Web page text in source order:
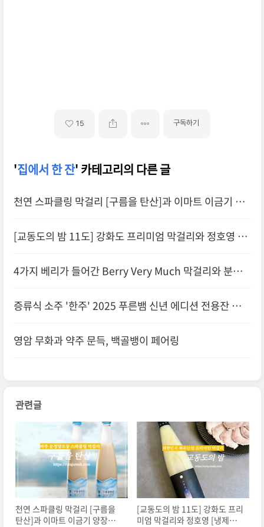
15 구독하기
'집에서 한 잔' 카테고리의 다른 글
천연 스파클링 막걸리 [구름을 탄산]과 이마트 이금기 양
[교동도의 밤 11도] 강화도 프리미엄 막걸리와 정호영 [냉
4가지 베리가 들어간 Berry Very Much 막걸리와 분식
증류식 소주 '한주' 2025 푸른뱀 신년 에디션 전용잔 세트
영암 무화과 약주 문득, 백골뱅이 페어링
관련글
천연 스파클링 막걸리 [구름을
탄산]과 이마트 이금기 양장피
[교동도의 밤 11도] 강화도 프리
미엄 막걸리와 정호영 [냉제육]